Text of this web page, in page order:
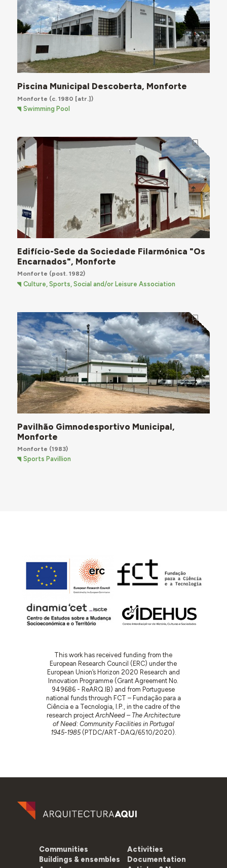
Piscina Municipal Descoberta, Monforte
Monforte (c. 1980 [atr.])
Swimming Pool
Edifício-Sede da Sociedade Filarmónica "Os
Encarnados", Monforte
Monforte (post. 1982)
Culture, Sports, Social and/or Leisure Association
Pavilhão Gimnodesportivo Municipal,
Monforte
Monforte (1983)
Sports Pavillion
This work has received funding from the
European Research Council (ERC) under the
European Union’s Horizon 2020 Research and
Innovation Programme (Grant Agreement No.
949686 - ReARQ.IB) and from Portuguese
national funds through FCT – Fundação para a
Ciência e a Tecnologia, I.P., in the cadre of the
research project ArchNeed – The Architecture
of Need: Community Facilities in Portugal
1945-1985(PTDC/ART-DAQ/6510/2020).
Communities
Buildings & ensembles
Activities
Documentation